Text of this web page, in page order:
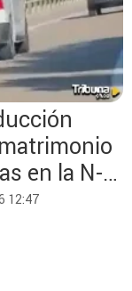
en la N-
12:47